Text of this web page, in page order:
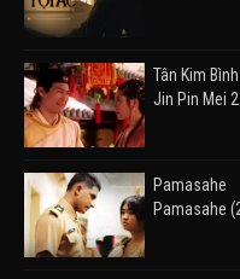
Tân Kim
Jin Pin Mei
Pamasahe
Pamasahe